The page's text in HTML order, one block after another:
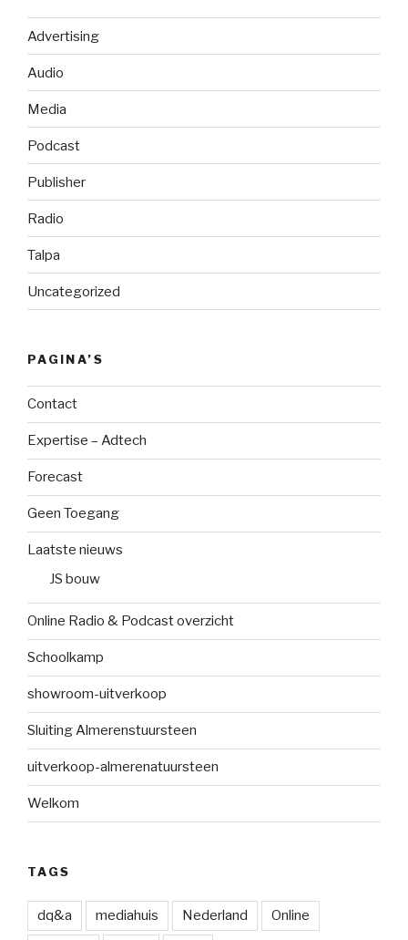
Advertising
Audio
Media
Podcast
Publisher
Radio
Talpa
Uncategorized
PAGINA’S
Contact
Expertise – Adtech
Forecast
Geen Toegang
Laatste nieuws
JS bouw
Online Radio & Podcast overzicht
Schoolkamp
showroom-uitverkoop
Sluiting Almerenstuursteen
uitverkoop-almerenatuursteen
Welkom
TAGS
dq&a mediahuis Nederland Online